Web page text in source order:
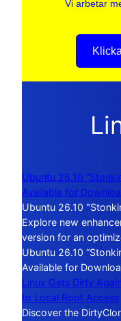
Vi arbetar
Ubuntu 26.10
Available for
Ubuntu 26.10
Explore new
version for an
Ubuntu 26.10
Available for
Linux Gets Dirty
to Local Root Access
Discover the